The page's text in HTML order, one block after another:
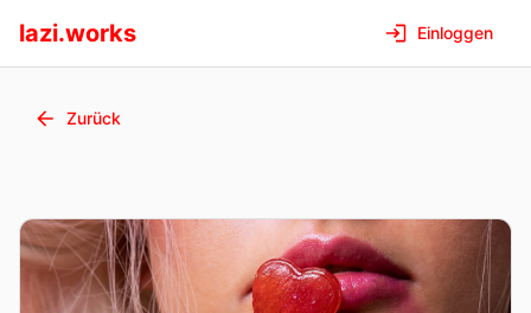
lazi.works Einloggen
Zurück